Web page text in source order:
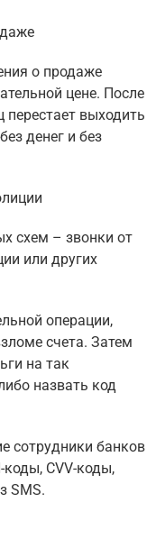
о продаже
цене. После
выходить
денег и без
схем – звонки от
или других
операции,
счета. Затем
на так
назвать код
сотрудники банков
коды, CVV-коды,
SMS.